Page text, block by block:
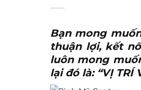
Bạn mong
thuận lợi, kết
luôn mong
lại đó là: “VỊ